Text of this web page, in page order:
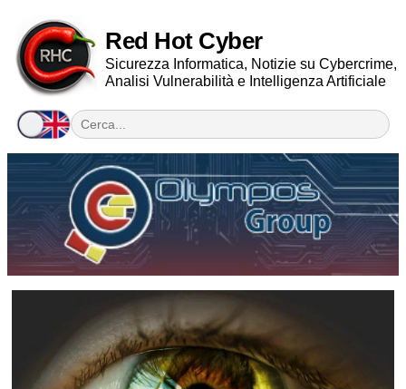
Red Hot Cyber
Sicurezza Informatica, Notizie su Cybercrime,
Analisi Vulnerabilità e Intelligenza Artificiale